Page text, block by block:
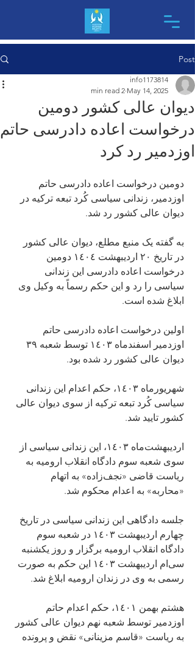
Post
دیوان عالی کشور دومین
درخواست اعاده دادرسی حاتم
اوزدمیر رد کرد
info1173814
May 14, 2025
2 min read
دومین درخواست اعاده دادرسی حاتم
اوزدمیر، زندانی سیاسی کُرد تبعه ترکیه در
دیوان عالی کشور رد شد.
به گفته یک منبع مطلع، دیوان عالی کشور
در تاریخ ٢٠ اردیبهشت ١٤٠٤ دومین
درخواست اعاده دادرسی این زندانی
سیاسی را رد و این حکم رسماً به وکیل وی
ابلاغ شده است.
اولین درخواست اعاده دادرسی حاتم
دیوان عالی کشور رد شده بود.
شهریورماه ١٤٠٣، حکم اعدام این زندانی
سیاسی کُرد تبعه ترکیه از سوی دیوان عالی
کشور تایید شد.
اردیبهشت‌ماه ١٤٠٣، این زندانی سیاسی از
سوی شعبه سوم دادگاه انقلاب ارومیه به
ریاست قاضی «نجف‌زاده» به اتهام
«محاربه» به اعدام محکوم شد.
جلسه دادگاهی این زندانی سیاسی در تاریخ
چهارم اردیبهشت ١٤٠٣ در شعبه سوم
دادگاه انقلاب ارومیه برگزار و روز یکشنبه
سی‌ام اردیبهشت‌ ١٤٠٣ این حکم به صورت
رسمی به وی در زندان ارومیه ابلاغ شد.
هشتم بهمن ١٤٠١، حکم اعدام حاتم
اوزدمیر توسط شعبه نهم دیوان عالی کشور
به ریاست «قاسم مزینانی» نقض و پرونده